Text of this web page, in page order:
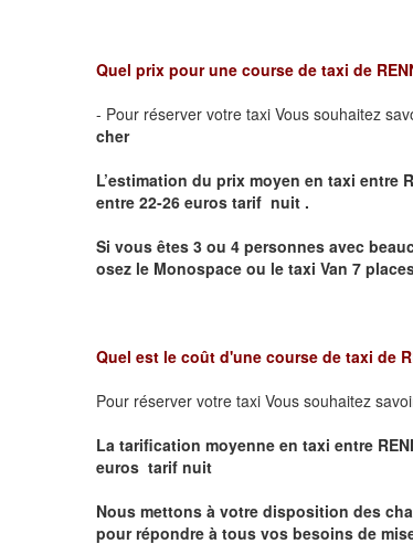
Quel prix pour une course de taxi de
- Pour réserver votre taxi Vous souhaitez
cher
L’estimation du prix moyen en taxi entre
entre 22-26 euros tarif nuit .
Si vous êtes 3 ou 4 personnes avec
osez le Monospace ou le taxi Van 7
Quel est le coût d'une course de taxi de
Pour réserver votre taxi Vous souhaitez
La tarification moyenne en taxi entre
euros tarif nuit
Nous mettons à votre disposition des
pour répondre à tous vos besoins de